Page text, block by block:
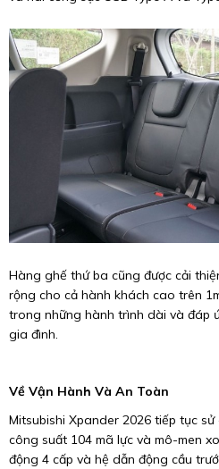
Hàng ghế thứ ba cũng được cải
rộng cho cả hành khách cao trên
trong những hành trình dài và đáp
gia đình.
Về Vận Hành Và An Toàn
Mitsubishi Xpander 2026 tiếp tục sử
công suất 104 mã lực và mô-men
động 4 cấp và hệ dẫn động cầu